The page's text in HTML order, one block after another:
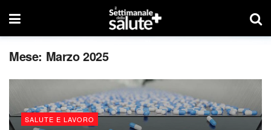
Mese: Marzo 2025
SALUTE E LAVORO